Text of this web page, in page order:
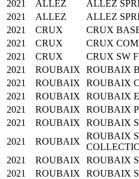
2021
ALLEZ
ALLEZ
2021
ALLEZ
ALLEZ
2021
CRUX
CRUX
2021
CRUX
CRUX
2021
CRUX
CRUX SW
2021
ROUBAIX
ROUBAIX
2021
ROUBAIX
ROUBAIX
2021
ROUBAIX
ROUBAIX
2021
ROUBAIX
ROUBAIX
2021
ROUBAIX
ROUBAIX
2021
ROUBAIX
ROUBAIX
2021
ROUBAIX
ROUBAIX
2021
ROUBAIX
ROUBAIX